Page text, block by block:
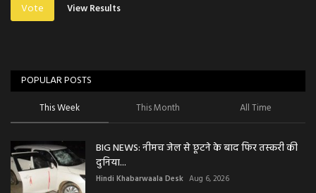
Vote View Results
POPULAR POSTS
This Week This Month All Time
BIG NEWS: नीमच जेल से छूटने के बाद फिर तस्करी की
दुनिया...
Hindi Khabarwaala Desk Aug 6, 2026